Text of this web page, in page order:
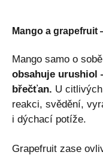
Mango a
Mango samo o
obsahuje urushiol
břečťan. U
reakci, svědění,
i dýchací potíže.
Grapefruit zase